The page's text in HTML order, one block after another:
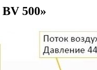
500»